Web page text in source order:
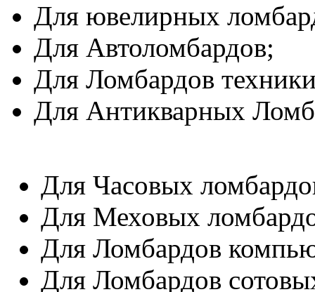
Для ювелирных
Для Автоломбардов;
Для Ломбардов
Для Антикварных
Для Часовых
Для Меховых
Для Ломбардов
Для Ломбардов